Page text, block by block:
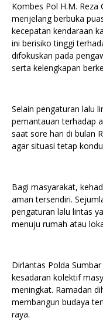
Kombes Pol H.M. Reza
menjelang berbuka
kecepatan kendaraan
ini berisiko tinggi
difokuskan pada
serta kelengkapan
Selain pengaturan lalu
pemantauan terhadap
saat sore hari di bulan
agar situasi tetap
Bagi masyarakat,
aman tersendiri.
pengaturan lalu lintas
menuju rumah atau
Dirlantas Polda
kesadaran kolektif
meningkat. Ramadan
membangun budaya
raya.